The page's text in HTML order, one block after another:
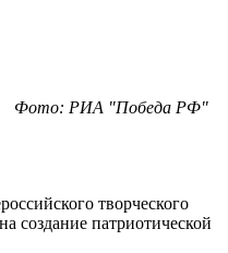
Фото: РИА "Победа РФ"
творческого
создание патриотической